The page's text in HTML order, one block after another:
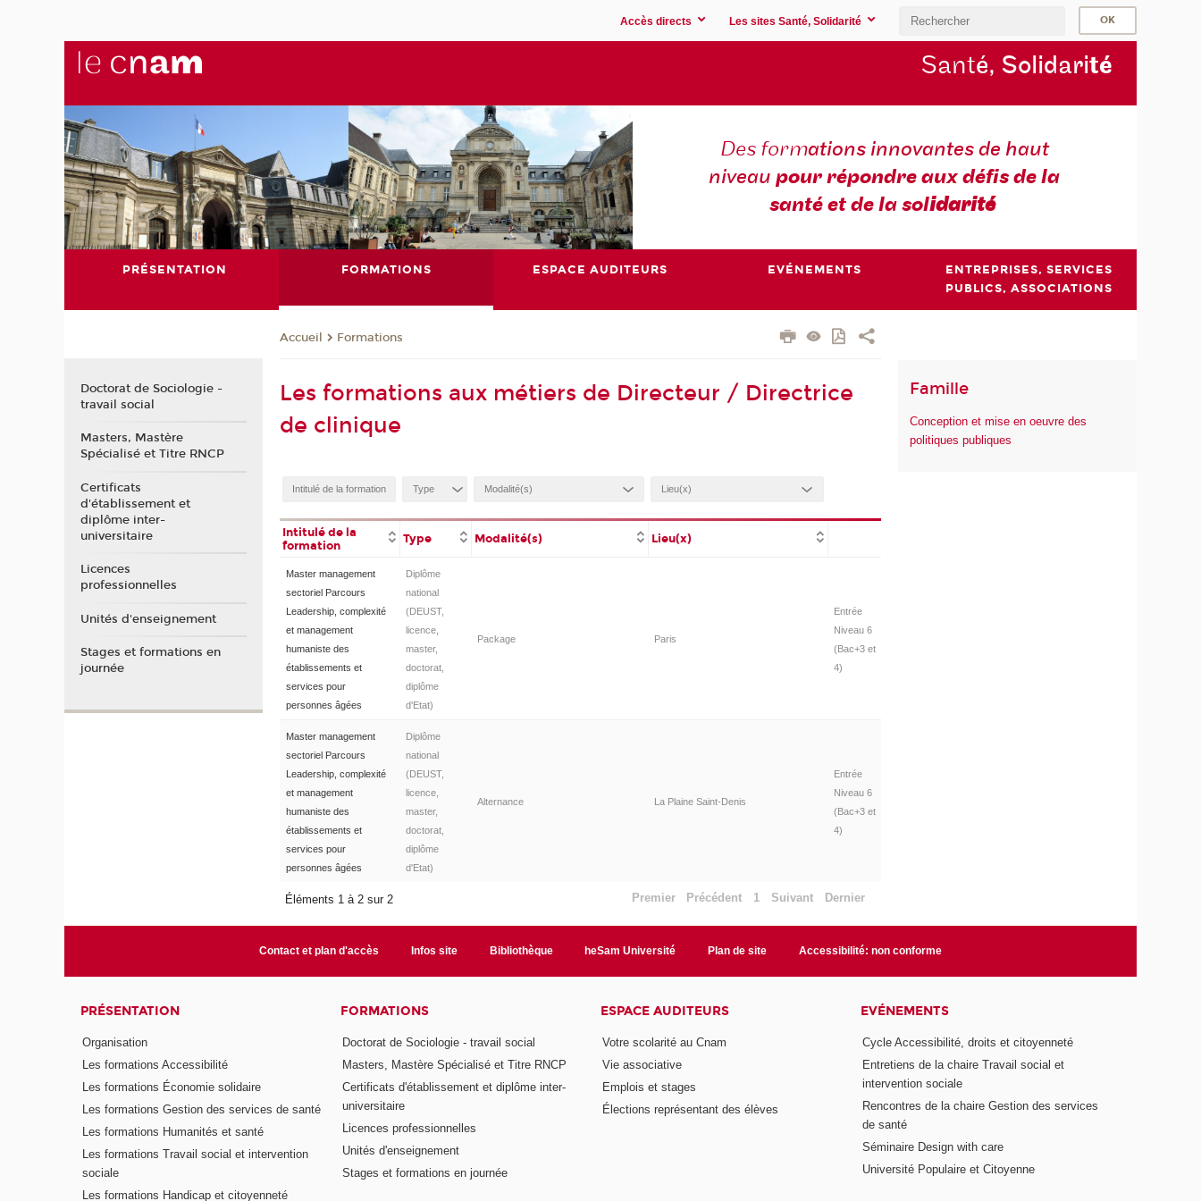
Accès directs Les sites Santé, Solidarité
Santé, Solidarité
Des formations innovantes de haut
niveaupour répondre aux défis de la
santé et de la solidarité
PRÉSENTATION FORMATIONS ESPACE AUDITEURS EVÉNEMENTS
ENTREPRISES, SERVICES
PUBLICS, ASSOCIATIONS
Accueil Formations
Les formations aux métiers de Directeur / Directrice
de clinique
Intitulé de la
formation
Type Modalité(s) Lieu(x)
Master management
sectoriel Parcours
Leadership, complexité
et management
humaniste des
établissements et
services pour
personnes âgées
Diplôme
national
(DEUST,
licence,
master,
doctorat,
diplôme
d'Etat)
Package Paris
Entrée
Niveau 6
(Bac+3 et
4)
Master management
sectoriel Parcours
Leadership, complexité
et management
humaniste des
établissements et
services pour
personnes âgées
Diplôme
national
(DEUST,
licence,
master,
doctorat,
diplôme
d'Etat)
Alternance La Plaine Saint-Denis
Entrée
Niveau 6
(Bac+3 et
4)
Éléments 1 à 2 sur 2 Premier Précédent 1 Suivant Dernier
Famille
Conception et mise en oeuvre des
politiques publiques
Doctorat de Sociologie -
travail social
Masters, Mastère
Spécialisé et Titre RNCP
Certificats
d'établissement et
diplôme inter-
universitaire
Licences
professionnelles
Unités d'enseignement
Stages et formations en
journée
Contact et plan d'accès Infos site Bibliothèque heSam Université Plan de site Accessibilité: non conforme
PRÉSENTATION
Organisation
Les formations Accessibilité
Les formations Économie solidaire
Les formations Gestion des services de santé
Les formations Humanités et santé
Les formations Travail social et intervention
sociale
Les formations Handicap et citoyenneté
FORMATIONS
Doctorat de Sociologie - travail social
Masters, Mastère Spécialisé et Titre RNCP
Certificats d'établissement et diplôme inter-
universitaire
Licences professionnelles
Unités d'enseignement
Stages et formations en journée
ESPACE AUDITEURS
Votre scolarité au Cnam
Vie associative
Emplois et stages
Élections représentant des élèves
EVÉNEMENTS
Cycle Accessibilité, droits et citoyenneté
Entretiens de la chaire Travail social et
intervention sociale
Rencontres de la chaire Gestion des services
de santé
Séminaire Design with care
Université Populaire et Citoyenne